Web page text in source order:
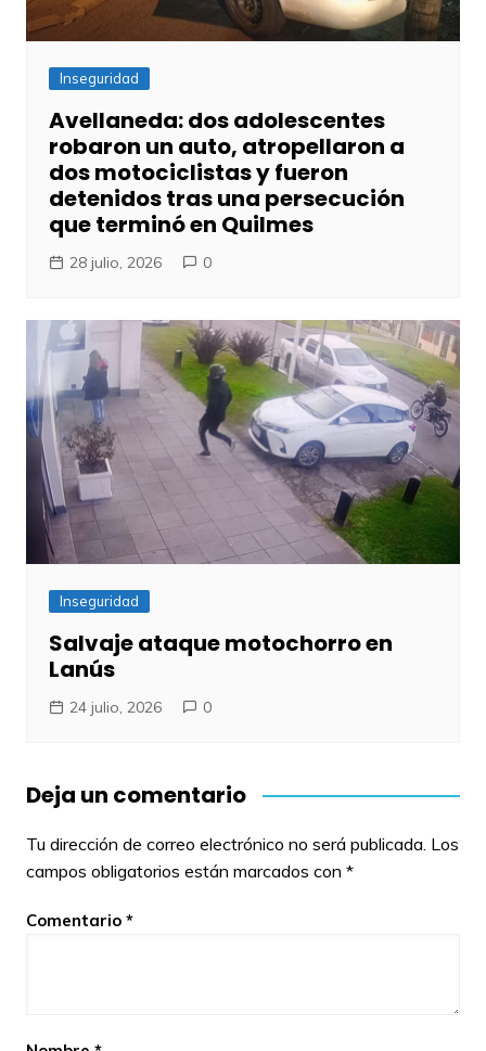
Inseguridad
Avellaneda: dos adolescentes
robaron un auto, atropellaron a
dos motociclistas y fueron
detenidos tras una persecución
que terminó en Quilmes
28 julio, 2026 0
Inseguridad
Salvaje ataque motochorro en
Lanús
24 julio, 2026 0
Deja un comentario
Tu dirección de correo electrónico no será publicada. Los
campos obligatorios están marcados con *
Comentario *